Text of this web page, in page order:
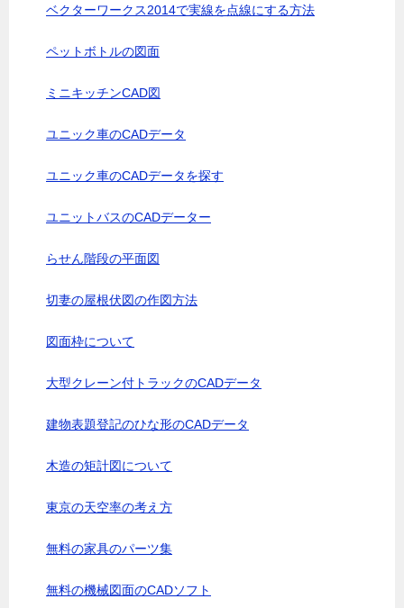
ベクターワークス2014で実線を点線にする方法
ペットボトルの図面
ミニキッチンCAD図
ユニック車のCADデータ
ユニック車のCADデータを探す
ユニットバスのCADデーター
らせん階段の平面図
切妻の屋根伏図の作図方法
図面枠について
大型クレーン付トラックのCADデータ
建物表題登記のひな形のCADデータ
木造の矩計図について
東京の天空率の考え方
無料の家具のパーツ集
無料の機械図面のCADソフト